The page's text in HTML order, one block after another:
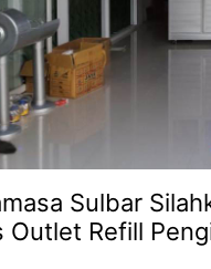
Sulbar
Outlet Refill